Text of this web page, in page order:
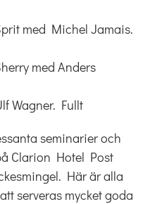
med Michel Jamais.
med Anders
Wagner. Fullt
seminarier och
Clarion Hotel Post
Här är alla
serveras mycket goda